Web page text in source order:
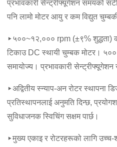
प्रभावकारी सेन्ट्रीफ्यूगेशन समयको
पनि लामो मोटर आयु र कम विद्युत
▸५००~१२,००० rpm (±९% शुद्धता)
टिकाउ DC स्थायी चुम्बक मोटर।
समायोज्य। प्रभावकारी
▸अद्वितीय स्न्याप-अन रोटर स्थापना
प्रतिस्थापनलाई अनुमति दिन्छ,
सुविधाजनक स्विचिंग सक्षम पार्छ।
▸मुख्य एकाइ र रोटरहरूको लागि